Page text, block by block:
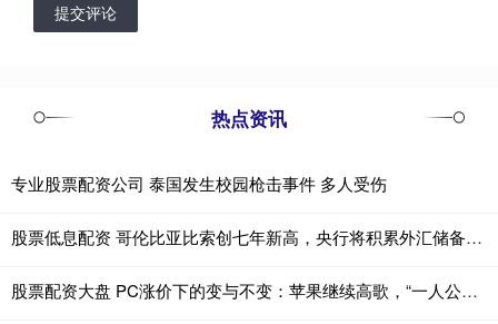
提交评论
热点资讯
专业股票配资公司 泰国发生校园枪击事件 多人受伤
股票低息配资 哥伦比亚比索创七年新高，央行将积累外汇储备以引导汇率回落
股票配资大盘 PC涨价下的变与不变：苹果继续高歌，“一人公司”逆势加仓